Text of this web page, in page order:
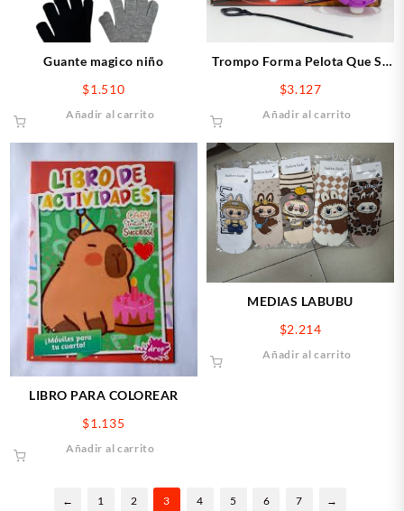
Guante magico niño
$1.510
Añadir al carrito
Trompo Forma Pelota Que Se
$3.127
Añadir al carrito
LIBRO PARA COLOREAR
$1.135
Añadir al carrito
MEDIAS LABUBU
$2.214
Añadir al carrito
← 1 2 3 4 5 6 7 →